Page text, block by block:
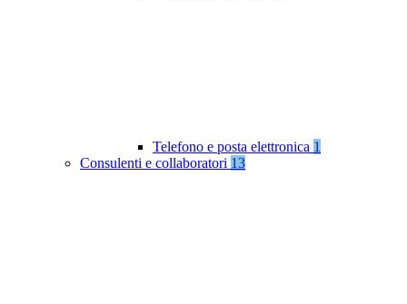
Telefono e posta elettronica 1
Consulenti e collaboratori 13